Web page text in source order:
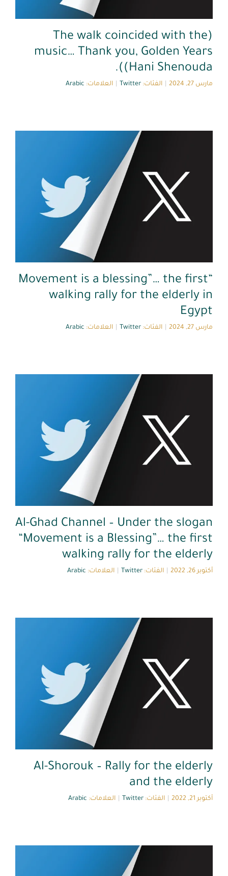
(The walk coincided with the
music… Thank you, Golden Years
(Hani Shenouda).
مارس 27, 2024 الفئات: Twitter العلامات: Arabic
“Movement is a blessing”… the first
walking rally for the elderly in
Egypt
مارس 27, 2024 الفئات: Twitter العلامات: Arabic
Al-Ghad Channel – Under the slogan
“Movement is a Blessing”… the first
walking rally for the elderly
أكتوبر 26, 2022 الفئات: Twitter العلامات: Arabic
Al-Shorouk – Rally for the elderly
and the elderly
أكتوبر 21, 2022 الفئات: Twitter العلامات: Arabic